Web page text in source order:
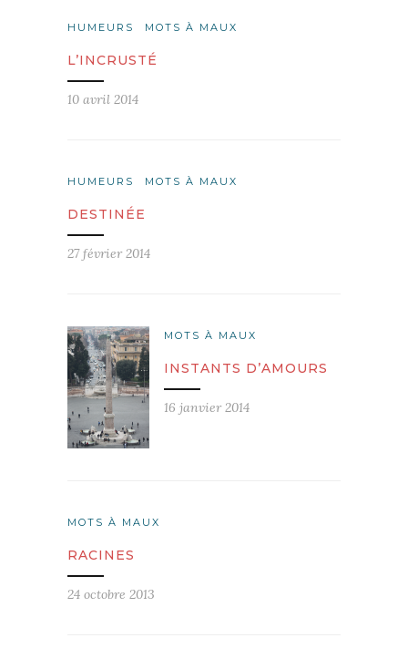
HUMEURS MOTS À MAUX
L’INCRUSTÉ
10 avril 2014
HUMEURS MOTS À MAUX
DESTINÉE
27 février 2014
MOTS À MAUX
INSTANTS D’AMOURS
16 janvier 2014
MOTS À MAUX
RACINES
24 octobre 2013